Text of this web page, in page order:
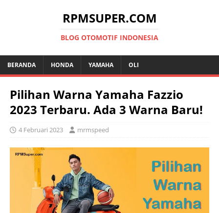
RPMSUPER.COM
BLOG OTOMOTIF INDONESIA
BERANDA HONDA YAMAHA OLI
Pilihan Warna Yamaha Fazzio
2023 Terbaru. Ada 3 Warna Baru!
4 Februari 2023 mrmspeed